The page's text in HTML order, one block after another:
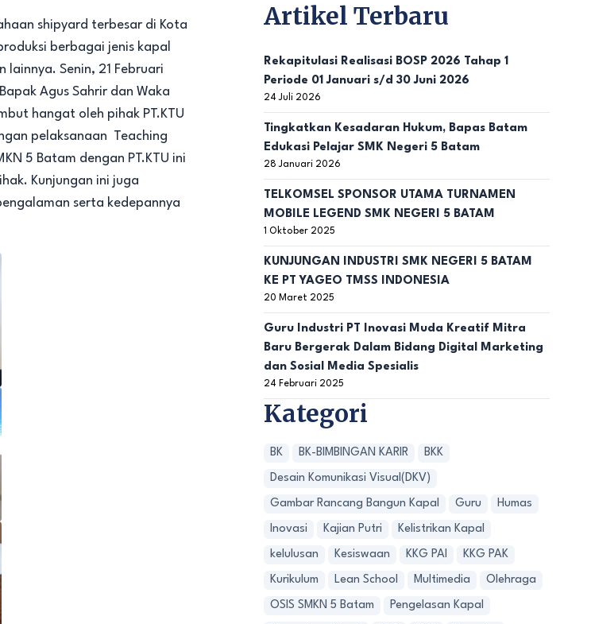
shipyard terbesar di Kota
berbagai jenis kapal
Senin, 21 Februari
Agus Sahrir dan Waka
hangat oleh pihak PT.KTU
pelaksanaan Teaching
5 Batam dengan PT.KTU ini
Kunjungan ini juga
serta kedepannya
Artikel Terbaru
Rekapitulasi Realisasi BOSP 2026 Tahap 1
Periode 01 Januari s/d 30 Juni 2026
24 Juli 2026
Tingkatkan Kesadaran Hukum, Bapas Batam
Edukasi Pelajar SMK Negeri 5 Batam
28 Januari 2026
TELKOMSEL SPONSOR UTAMA TURNAMEN
MOBILE LEGEND SMK NEGERI 5 BATAM
1 Oktober 2025
KUNJUNGAN INDUSTRI SMK NEGERI 5 BATAM
KE PT YAGEO TMSS INDONESIA
20 Maret 2025
Guru Industri PT Inovasi Muda Kreatif Mitra
Baru Bergerak Dalam Bidang Digital Marketing
dan Sosial Media Spesialis
24 Februari 2025
Kategori
BK BK-BIMBINGAN KARIR BKK
Desain Komunikasi Visual(DKV)
Gambar Rancang Bangun Kapal Guru Humas
Inovasi Kajian Putri Kelistrikan Kapal
kelulusan Kesiswaan KKG PAI KKG PAK
Kurikulum Lean School Multimedia Olehraga
OSIS SMKN 5 Batam Pengelasan Kapal